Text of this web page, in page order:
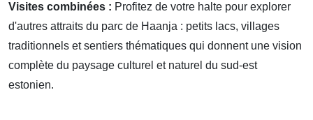
Visites combinées : Profitez de votre halte pour explorer
d'autres attraits du parc de Haanja : petits lacs, villages
traditionnels et sentiers thématiques qui donnent une vision
complète du paysage culturel et naturel du sud-est
estonien.